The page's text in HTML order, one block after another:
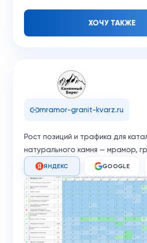
ХОЧУ ТАКЖЕ
mramor-granit-kvarz.ru
Рост позиций и трафика для
натурального камня — мрамор,
ЯНДЕКС GOOGLE